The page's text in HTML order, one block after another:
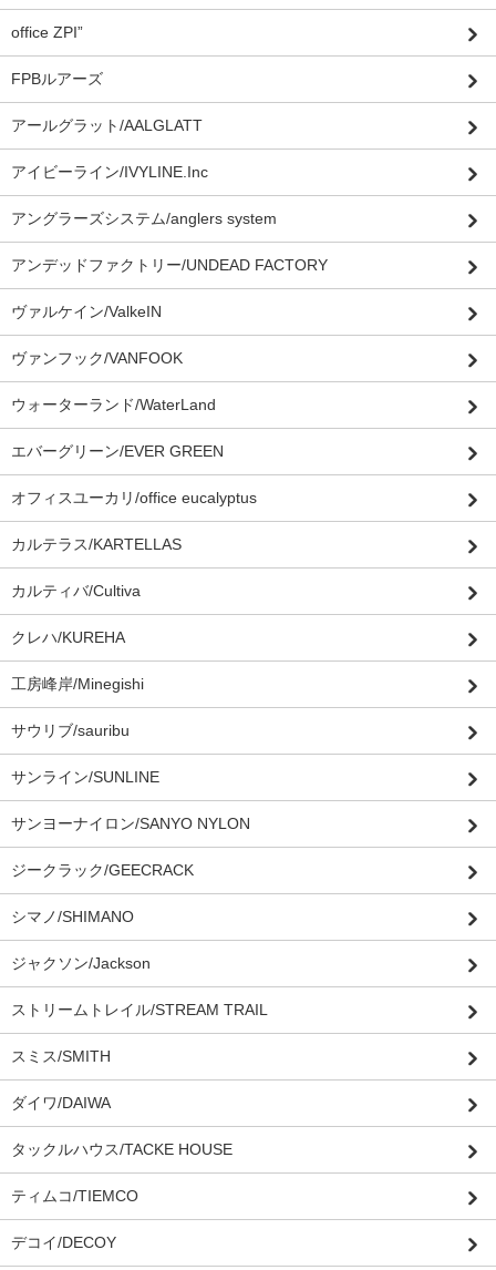
office ZPI”
FPBルアーズ
アールグラット/AALGLATT
アイビーライン/IVYLINE.Inc
アングラーズシステム/anglers system
アンデッドファクトリー/UNDEAD FACTORY
ヴァルケイン/ValkeIN
ヴァンフック/VANFOOK
ウォーターランド/WaterLand
エバーグリーン/EVER GREEN
オフィスユーカリ/office eucalyptus
カルテラス/KARTELLAS
カルティバ/Cultiva
クレハ/KUREHA
工房峰岸/Minegishi
サウリブ/sauribu
サンライン/SUNLINE
サンヨーナイロン/SANYO NYLON
ジークラック/GEECRACK
シマノ/SHIMANO
ジャクソン/Jackson
ストリームトレイル/STREAM TRAIL
スミス/SMITH
ダイワ/DAIWA
タックルハウス/TACKE HOUSE
ティムコ/TIEMCO
デコイ/DECOY